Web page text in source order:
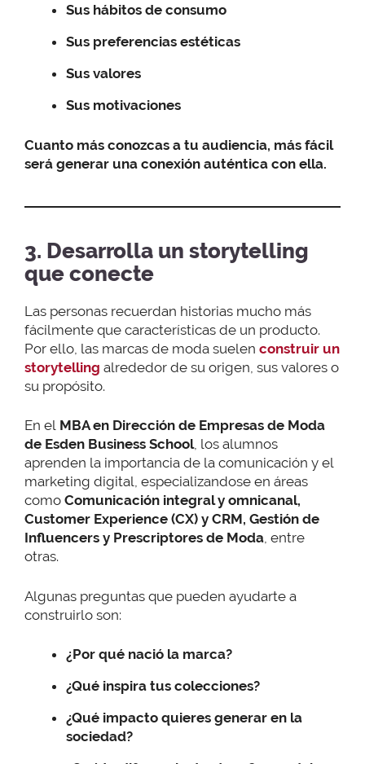
Sus hábitos de consumo
Sus preferencias estéticas
Sus valores
Sus motivaciones
Cuanto más conozcas a tu audiencia, más fácil
será generar una conexión auténtica con ella.
3. Desarrolla un storytelling
que conecte
Las personas recuerdan historias mucho más
fácilmente que características de un producto.
Por ello, las marcas de moda suelen construir un
storytelling alrededor de su origen, sus valores o
su propósito.
En el MBA en Dirección de Empresas de Moda
de Esden Business School, los alumnos
aprenden la importancia de la comunicación y el
marketing digital, especializandose en áreas
como Comunicación integral y omnicanal,
Customer Experience (CX) y CRM, Gestión de
Influencers y Prescriptores de Moda, entre
otras.
Algunas preguntas que pueden ayudarte a
construirlo son:
¿Por qué nació la marca?
¿Qué inspira tus colecciones?
¿Qué impacto quieres generar en la
sociedad?